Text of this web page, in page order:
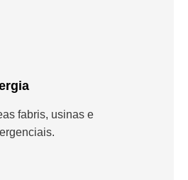
fabris, usinas e